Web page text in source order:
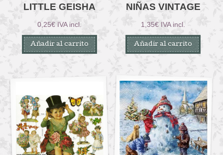
LITTLE GEISHA
0,25€ IVA incl.
Añadir al carrito
NIÑAS VINTAGE
1,35€ IVA incl.
Añadir al carrito